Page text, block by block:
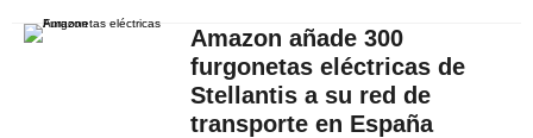
Amazon añade 300
furgonetas eléctricas de
Stellantis a su red de
transporte en España